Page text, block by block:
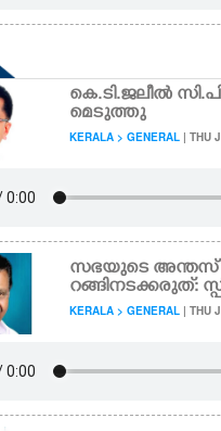
കെ.ടി.ജലീൽ
മെടുത്തു
KERALA > GENERAL | THU
സഭയുടെ അന്തസ്
റങ്ങിനടക്കരുത്:
KERALA > GENERAL | THU